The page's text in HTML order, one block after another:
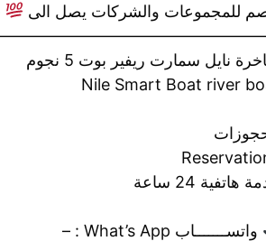
للمجموعات والشركات يصل الى
نايل سمارت ريفير بوت 5 نجوم
Nile Smart Boat river
هاتفية 24 ساعة
واتســـــــاب What’s App : –